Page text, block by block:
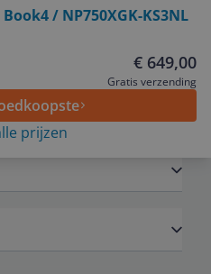
/ NP750XGK-KS3NL
€ 649,00
Gratis verzending
prijzen